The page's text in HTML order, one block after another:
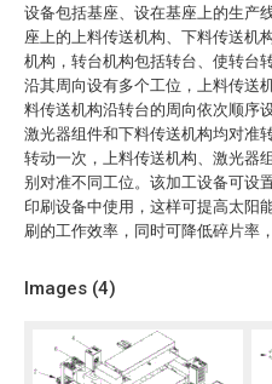
设备包括基座、设在基座上的生产
座上的上料传送机构、下料传送机
机构，转台机构包括转台、使转台
沿其周向设有多个工位，上料传送
料传送机构沿转台的周向依次顺序
激光器组件和下料传送机构均对准
转动一次，上料传送机构、激光器
别对准不同工位。该加工设备可设
印刷设备中使用，这样可提高太阳
刷的工作效率，同时可降低碎片率
Images (4)